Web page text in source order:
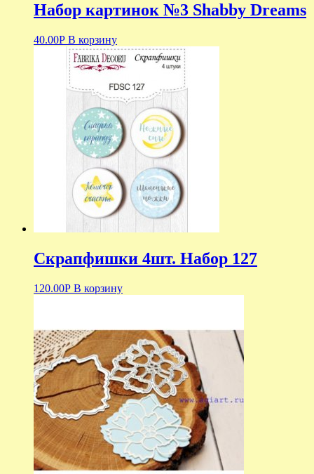
Набор картинок №3 Shabby Dreams
40.00Р В корзину
Скрапфишки 4шт. Набор 127
120.00Р В корзину